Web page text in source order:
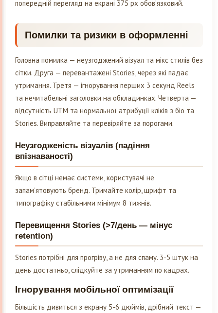
попередній перегляд на екрані 375 px обов’язковий.
Помилки та ризики в оформленні
Головна помилка — неузгоджений візуал та мікс стилів без
сітки. Друга — перевантажені Stories, через які падає
утримання. Третя — ігнорування перших 3 секунд Reels
та нечитабельні заголовки на обкладинках. Четверта —
відсутність UTM та нормальної атрибуції кліків з біо та
Stories. Виправляйте та перевіряйте за порогами.
Неузгодженість візуалів (падіння
впізнаваності)
Якщо в сітці немає системи, користувачі не
запам’ятовують бренд. Тримайте колір, шрифт та
типографіку стабільними мінімум 8 тижнів.
Перевищення Stories (>7/день — мінус
retention)
Stories потрібні для прогріву, а не для спаму. 3-5 штук на
день достатньо, слідкуйте за утриманням по кадрах.
Ігнорування мобільної оптимізації
Більшість дивиться з екрану 5-6 дюймів, дрібний текст —